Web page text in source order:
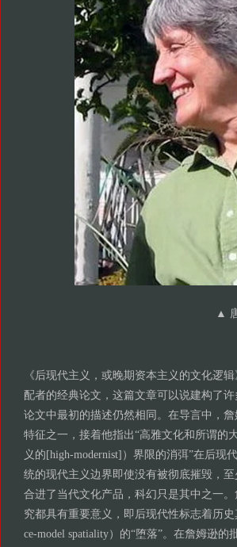
▲
《后现代主义，或晚期资本主义的文化逻
配者的经典论文，这篇文章可以说建构了
论文中最初的描述仍然相同。在导言中，
特征之一，接着他指出“高雅文化和所谓的
义的[high-modernist]）界限的消弭”在后
统的现代主义边界即使没有被彻底摧毁，
合进了当代文化产品，科幻只是其中之一
究都具有重要意义，即后现代性标志着历
ce-model spatiality）的“堕落”。在詹姆逊